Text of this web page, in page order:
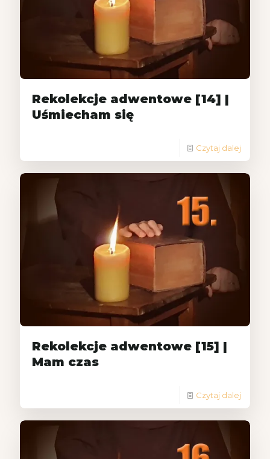
Rekolekcje adwentowe [14] |
Uśmiecham się
Czytaj dalej
Rekolekcje adwentowe [15] |
Mam czas
Czytaj dalej